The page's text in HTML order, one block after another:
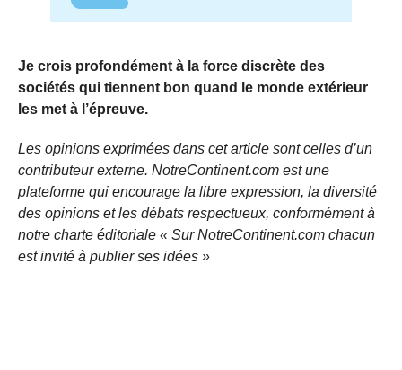
Je crois profondément à la force discrète des
sociétés qui tiennent bon quand le monde extérieur
les met à l’épreuve.
Les opinions exprimées dans cet article sont celles d’un
contributeur externe. NotreContinent.com est une
plateforme qui encourage la libre expression, la diversité
des opinions et les débats respectueux, conformément à
notre charte éditoriale « Sur NotreContinent.com chacun
est invité à publier ses idées »